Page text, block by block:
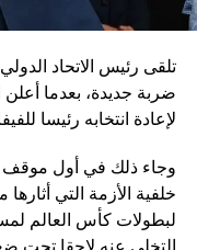
تلقى رئيس الاتحاد
ضربة جديدة، بعدما
لإعادة انتخابه رئيسا
وجاء ذلك في أول
خلفية الأزمة التي
لبطولات كأس العالم